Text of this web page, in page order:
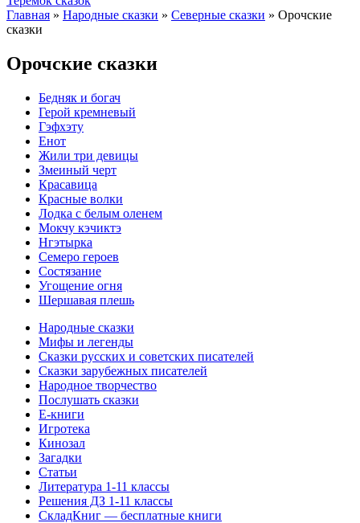
Главная » Народные сказки » Северные сказки » Орочские
сказки
Орочские сказки
Бедняк и богач
Герой кремневый
Гэфхэту
Енот
Жили три девицы
Змеиный черт
Красавица
Красные волки
Лодка с белым оленем
Мокчу кэчиктэ
Нгэтырка
Семеро героев
Состязание
Угощение огня
Шершавая плешь
Народные сказки
Мифы и легенды
Сказки русских и советских писателей
Сказки зарубежных писателей
Народное творчество
Послушать сказки
Е-книги
Игротека
Кинозал
Загадки
Статьи
Литература 1-11 классы
Решения ДЗ 1-11 классы
СкладКниг — бесплатные книги